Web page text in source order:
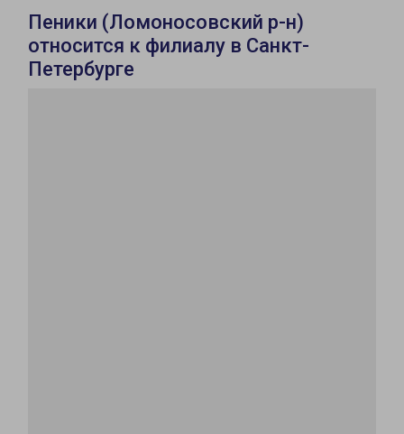
Пеники (Ломоносовский р-н)
относится к филиалу в Санкт-
Петербурге